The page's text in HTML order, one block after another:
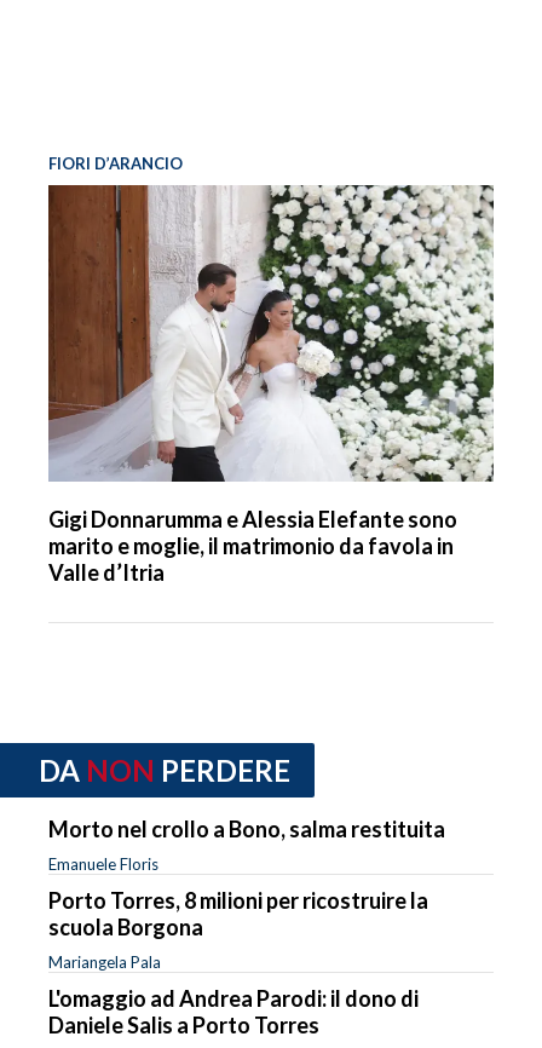
FIORI D’ARANCIO
Gigi Donnarumma e Alessia Elefante sono
marito e moglie, il matrimonio da favola in
Valle d’Itria
DA NON PERDERE
Morto nel crollo a Bono, salma restituita
Emanuele Floris
Porto Torres, 8 milioni per ricostruire la
scuola Borgona
Mariangela Pala
L'omaggio ad Andrea Parodi: il dono di
Daniele Salis a Porto Torres